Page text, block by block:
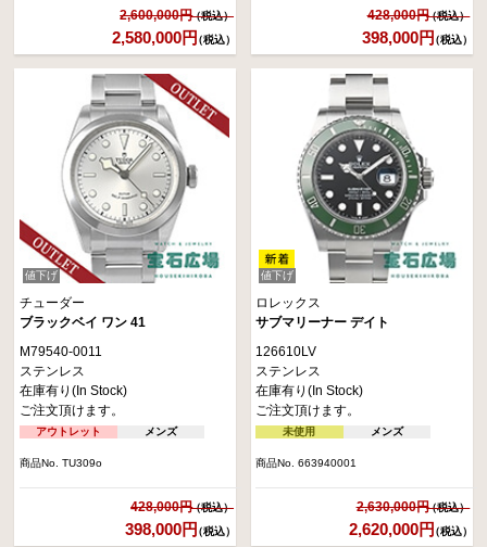
2,600,000円
2,580,000円（税込）
428,000円
398,000円（税込）
値下げ
チューダー
ブラックベイ ワン 41
M79540-0011
ステンレス
在庫有り(In Stock)
ご注文頂けます。
アウトレット メンズ
商品No. TU309o
428,000円
398,000円（税込）
値下げ
ロレックス
サブマリーナー デイト
126610LV
ステンレス
在庫有り(In Stock)
ご注文頂けます。
未使用 メンズ
商品No. 663940001
2,630,000円
2,620,000円（税込）